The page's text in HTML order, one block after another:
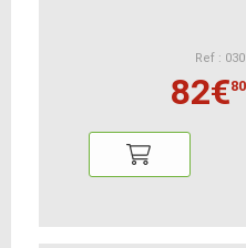
Ref :
82€80